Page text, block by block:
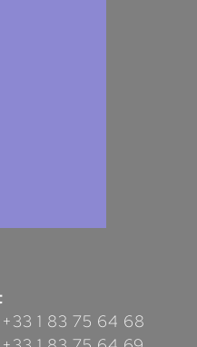
+33 1 83 75 64 68